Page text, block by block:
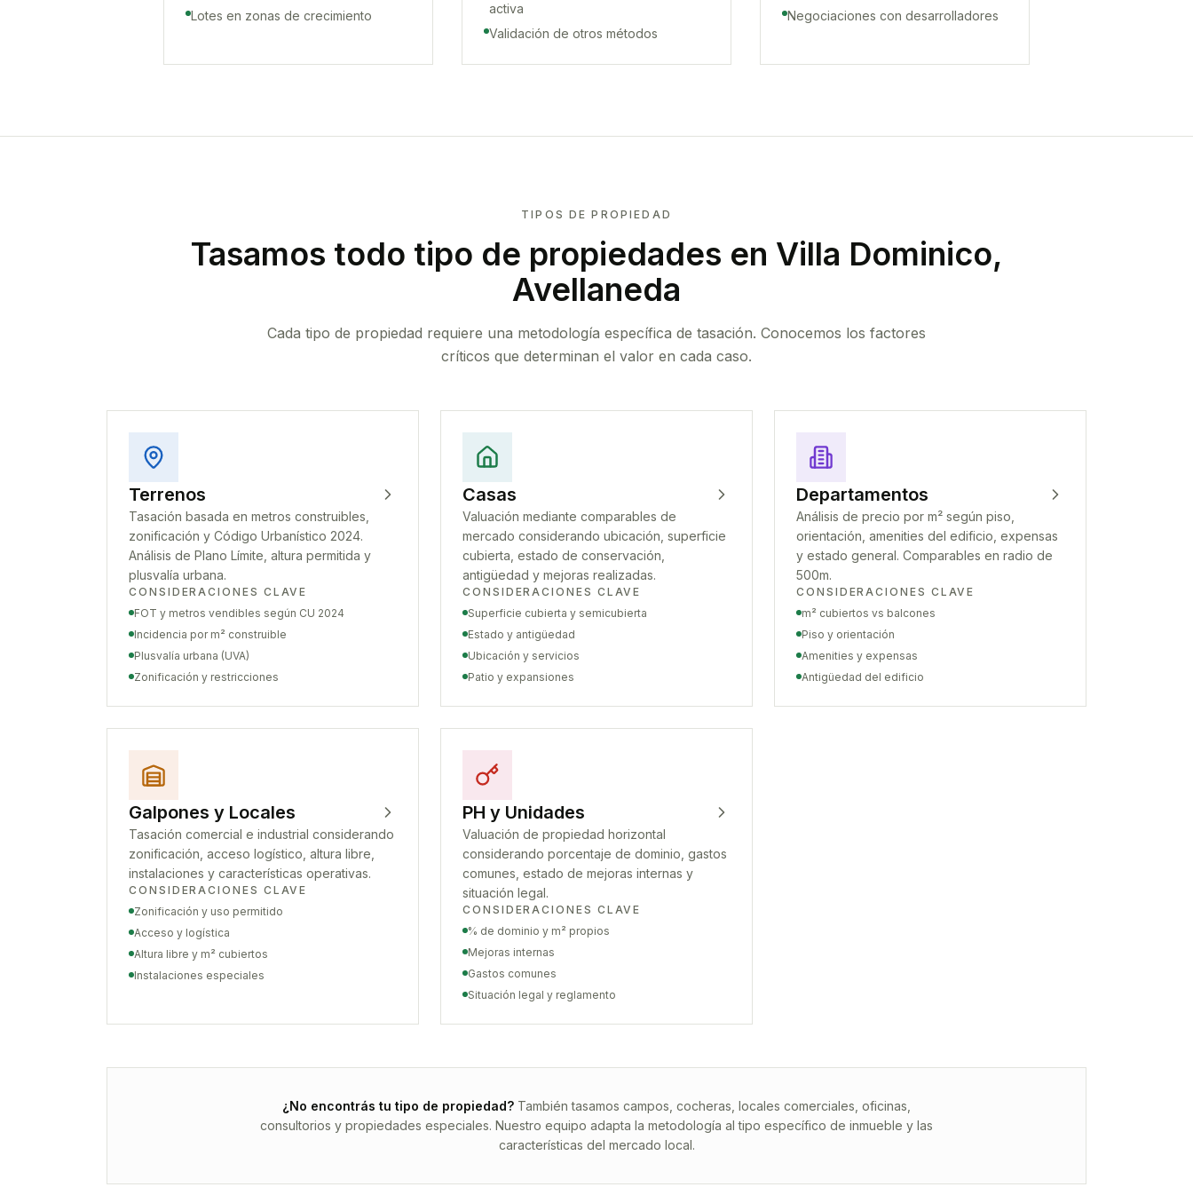
Lotes en zonas de crecimiento
activa
Validación de otros métodos
Negociaciones con desarrolladores
TIPOS DE PROPIEDAD
Tasamos todo tipo de propiedades en Villa Dominico,
Avellaneda
Cada tipo de propiedad requiere una metodología específica de tasación. Conocemos los factores
críticos que determinan el valor en cada caso.
Terrenos
Tasación basada en metros construibles,
zonificación y Código Urbanístico 2024.
Análisis de Plano Límite, altura permitida y
plusvalía urbana.
CONSIDERACIONES CLAVE
FOT y metros vendibles según CU 2024
Incidencia por m² construible
Plusvalía urbana (UVA)
Zonificación y restricciones
Casas
Valuación mediante comparables de
mercado considerando ubicación, superficie
cubierta, estado de conservación,
antigüedad y mejoras realizadas.
CONSIDERACIONES CLAVE
Superficie cubierta y semicubierta
Estado y antigüedad
Ubicación y servicios
Patio y expansiones
Departamentos
Análisis de precio por m² según piso,
orientación, amenities del edificio, expensas
y estado general. Comparables en radio de
500m.
CONSIDERACIONES CLAVE
m² cubiertos vs balcones
Piso y orientación
Amenities y expensas
Antigüedad del edificio
Galpones y Locales
Tasación comercial e industrial considerando
zonificación, acceso logístico, altura libre,
instalaciones y características operativas.
CONSIDERACIONES CLAVE
Zonificación y uso permitido
Acceso y logística
Altura libre y m² cubiertos
Instalaciones especiales
PH y Unidades
Valuación de propiedad horizontal
considerando porcentaje de dominio, gastos
comunes, estado de mejoras internas y
situación legal.
CONSIDERACIONES CLAVE
% de dominio y m² propios
Mejoras internas
Gastos comunes
Situación legal y reglamento
¿No encontrás tu tipo de propiedad? También tasamos campos, cocheras, locales comerciales, oficinas,
consultorios y propiedades especiales. Nuestro equipo adapta la metodología al tipo específico de inmueble y las
características del mercado local.